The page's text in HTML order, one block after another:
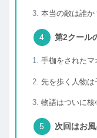
本当の敵は誰か
第2クール
手枷をされたマ
先を歩く人物は
物語はついに核
次回はお